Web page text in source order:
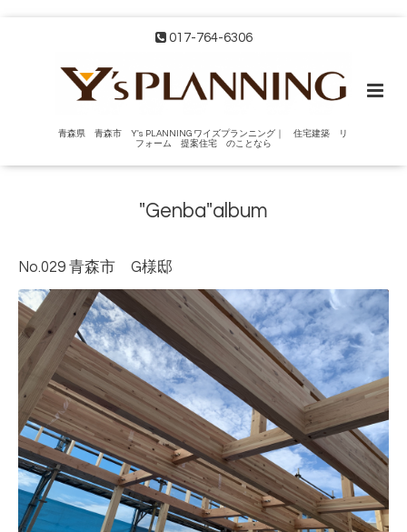
017-764-6306
青森県 青森市 Y's PLANNING ワイズプランニング｜ 住宅建築 リ
フォーム 提案住宅 のことなら
"Genba"album
No.029 青森市 G様邸